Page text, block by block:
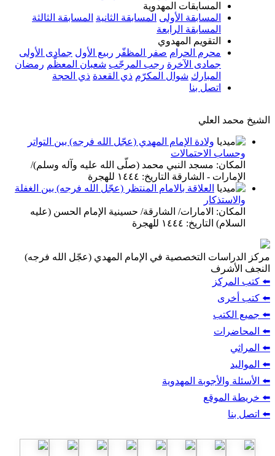
المسابقات المهدوية
المسابقة الأولى المسابقة الثانية المسابقة الثالثة
المسابقة الرابعة
التقويم المهدوي
محرم الحرام صفر المظفّر ربيع الأول جمادى الأولى
جمادى الآخرة رجب المرجّب شعبان المعظّم رمضان
المبارك شوال المكرّم ذي القعدة ذي الحجة
اتصل بنا
الشيخ محمد العلي
ولادة الإمام المهدي (عجّل الله فرجه) بين التواتر
وحساب الاحتمالات
المكان: مسجد النبي محمد (صلّى الله عليه وآله وسلم)/
الإمارات - الشارقة التاريخ: ١٤٤٤ للهجرة
العلاقة بالامام المنتظر (عجّل الله فرجه) بين الغفلة
والاستذكار
المكان: الامارات/ الشارقة/ حسينية الإمام الحسن (عليه
السلام) التاريخ: ١٤٤٤ للهجرة
مركز الدراسات التخصصية في الإمام المهدي (عجّل الله فرجه)
النجف الأشرف
⬅️ كتب المركز
⬅️ كتب أخرى
⬅️ جميع الكتب
⬅️ المحاضرات
⬅️ المراثي
⬅️ المواليد
⬅️ الأسئلة والأجوبة المهدوية
⬅️ خريطة الموقع
⬅️ اتصل بنا